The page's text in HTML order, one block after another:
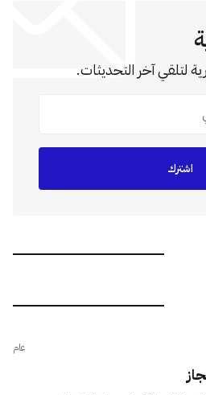
لتلقي آخر التحديثات.
اشترك
عام